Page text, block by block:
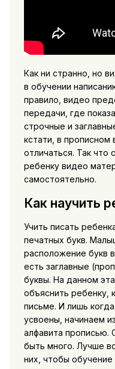
Как ни странно, но
в обучении
правило, видео
передачи, где
строчные и
кстати, в прописном
отличаться. Так что
ребенку видео
самостоятельно.
Как научить
Учить писать
печатных букв.
расположение букв
есть заглавные
буквы. На данном
объяснить ребенку,
письме. И лишь
усвоены, начинаем
алфавита прописью.
быть много. Лучше
них, чтобы обучение